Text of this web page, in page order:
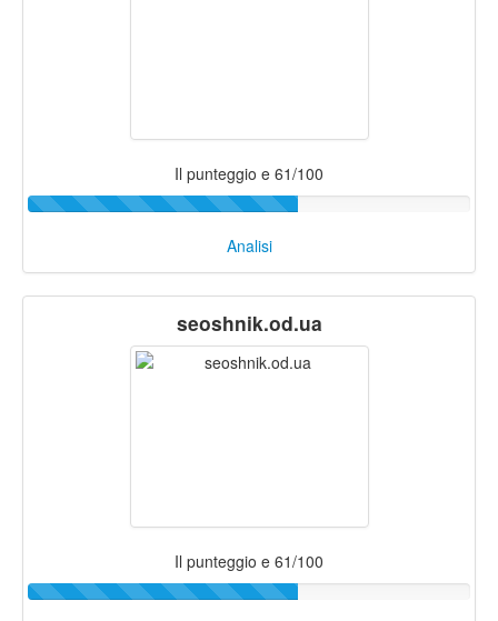
Il punteggio e 61/100
Analisi
seoshnik.od.ua
Il punteggio e 61/100